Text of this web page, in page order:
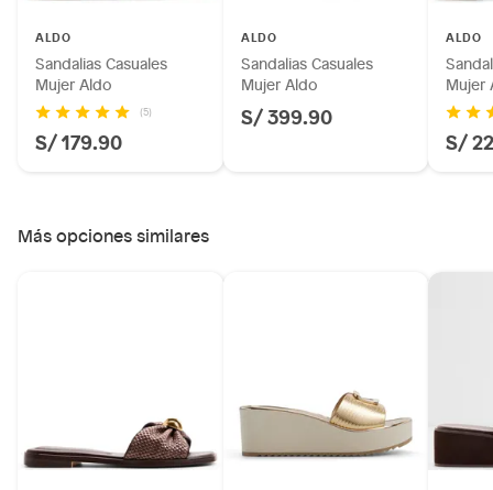
ALDO
Sandalias Casuales
Mujer Aldo
(5)
S/ 179.90
ALDO
Sandalias Casuales
Mujer Aldo
S/ 399.90
ALDO
Mujer
S/
Más opciones similares